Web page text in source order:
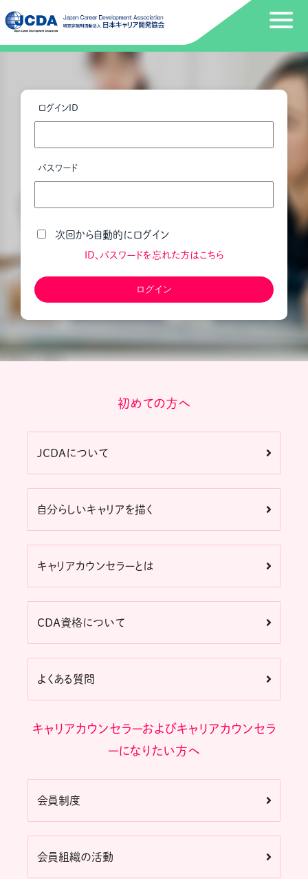
ログインID
パスワード
次回から自動的にログイン
ID、パスワードを忘れた方はこちら
初めての方へ
JCDAについて
自分らしいキャリアを描く
キャリアカウンセラーとは
CDA資格について
よくある質問
キャリアカウンセラーおよびキャリアカウンセラ
ーになりたい方へ
会員制度
会員組織の活動